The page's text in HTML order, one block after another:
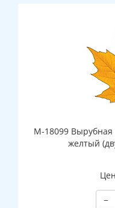
М-18099 Вырубная
желтый
−